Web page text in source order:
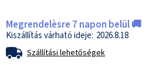
Megrendelèsre 7 napon belül 🚚
2026.8.18
Szállítási lehetőségek